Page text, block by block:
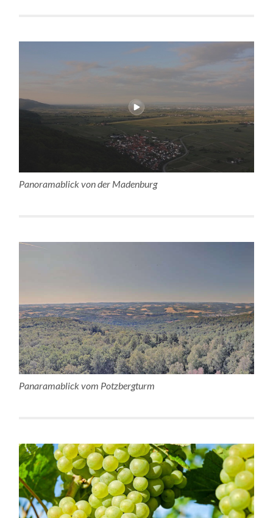
Panoramablick von der Madenburg
Panaramablick vom Potzbergturm